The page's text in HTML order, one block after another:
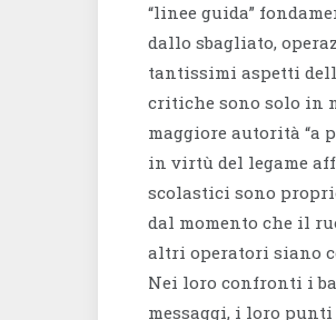
“linee guida”
dallo sbagliato,
tantissimi aspetti
critiche sono solo in
maggiore autorità “a
in virtù del legame
scolastici sono
dal momento che il
altri operatori siano
Nei loro confronti i
messaggi, i loro